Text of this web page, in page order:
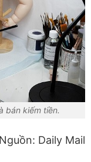
bán kiếm tiền.
Nguồn: Daily Mail